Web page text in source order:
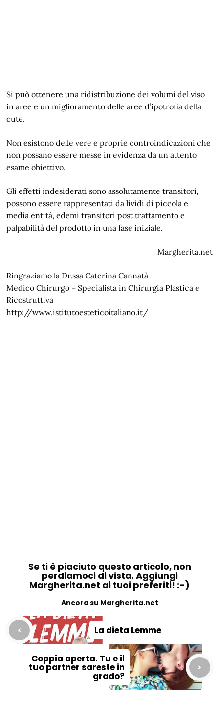
Si può ottenere una ridistribuzione dei volumi del viso
in aree e un miglioramento delle aree d’ipotrofia della
cute.
Non esistono delle vere e proprie controindicazioni che
non possano essere messe in evidenza da un attento
esame obiettivo.
Gli effetti indesiderati sono assolutamente transitori,
possono essere rappresentati da lividi di piccola e
media entità, edemi transitori post trattamento e
palpabilità del prodotto in una fase iniziale.
Margherita.net
Ringraziamo la Dr.ssa Caterina Cannatà
Medico Chirurgo – Specialista in Chirurgia Plastica e
Ricostruttiva
http://www.istitutoesteticoitaliano.it/
Se ti è piaciuto questo articolo, non
perdiamoci di vista. Aggiungi
Margherita.net ai tuoi preferiti! :-)
Ancora su Margherita.net
La dieta Lemme
Coppia aperta. Tu e il
tuo partner sareste in
grado?